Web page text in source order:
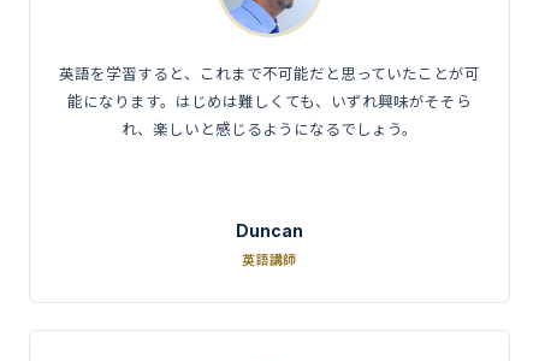
英語を学習すると、これまで不可能だと思っていたことが可
能になります。はじめは難しくても、いずれ興味がそそら
れ、楽しいと感じるようになるでしょう。
Duncan
英語講師